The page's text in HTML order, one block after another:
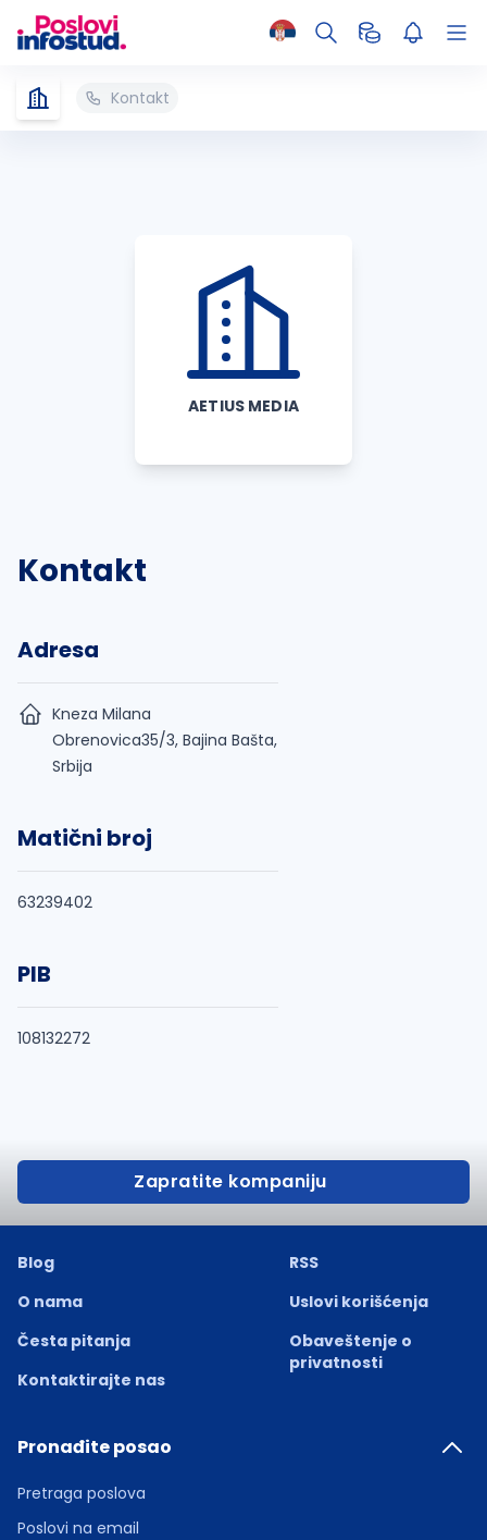
Kontakt
AETIUS MEDIA
Kontakt
Adresa
Kneza Milana
Obrenovica35/3, Bajina Bašta,
Srbija
Matični broj
63239402
PIB
108132272
Zapratite kompaniju
Blog
O nama
Česta pitanja
Kontaktirajte nas
RSS
Uslovi korišćenja
Obaveštenje o
privatnosti
Pronađite posao
Pretraga poslova
Poslovi na email